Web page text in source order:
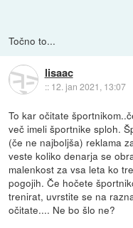
Točno to...
lisaac
:: 12. jan 2021, 13:07
To kar očitate
več imeli športnike sploh.
(če ne najboljša) reklama
veste koliko denarja se
malenkost za vsa leta ko
pogojih. Če hočete
trenirat, uvrstite se na
očitate.... Ne bo šlo ne?